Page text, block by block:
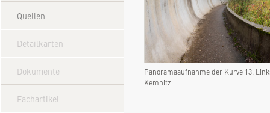
Quellen
Detailkarten
Dokumente
Fachartikel
Panoramaaufnahme der Kurve 13.
Kemnitz